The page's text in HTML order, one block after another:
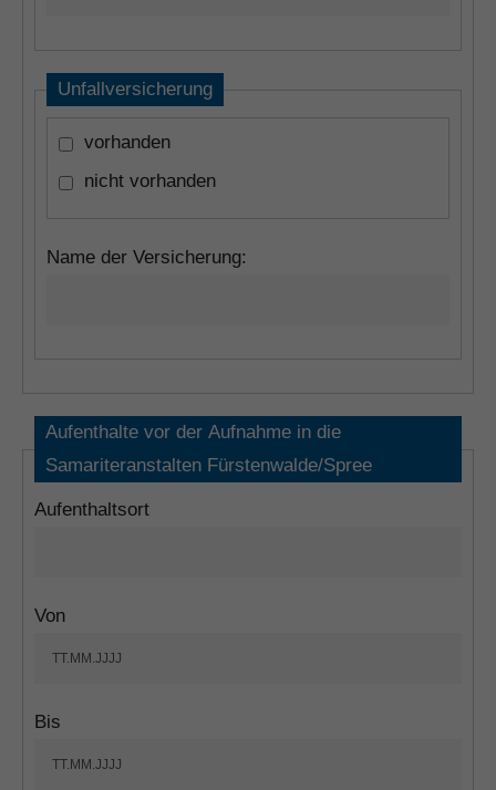
Unfallversicherung
vorhanden
nicht vorhanden
Name der Versicherung:
Aufenthalte vor der Aufnahme in die
Samariteranstalten Fürstenwalde/Spree
Aufenthaltsort
Von
Bis